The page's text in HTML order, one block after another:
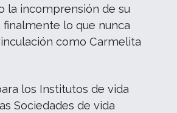
la incomprensión de su
lo que nunca
como Carmelita
los Institutos de vida
Sociedades de vida